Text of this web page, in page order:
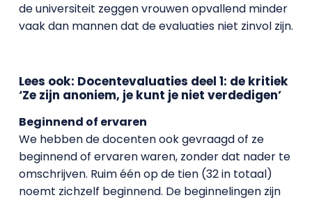
de universiteit zeggen vrouwen opvallend minder
vaak dan mannen dat de evaluaties niet zinvol zijn.
Lees ook: Docentevaluaties deel 1: de kritiek
‘Ze zijn anoniem, je kunt je niet verdedigen’
Beginnend of ervaren
We hebben de docenten ook gevraagd of ze
beginnend of ervaren waren, zonder dat nader te
omschrijven. Ruim één op de tien (32 in totaal)
noemt zichzelf beginnend. De beginnelingen zijn